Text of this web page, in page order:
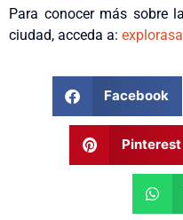
Para conocer más sobre
ciudad, acceda a:
Facebook
Pinterest